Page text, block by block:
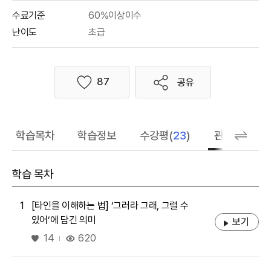
수료기준
60%이상이수
난이도
초급
좋아요
87 공유
학습목차 학습정보 수강평(23) 관련 추천 학
학습 목차
1
[타인을 이해하는 법] ‘그러라 그래, 그럴 수
있어’에 담긴 의미
좋아요
14 620
보기